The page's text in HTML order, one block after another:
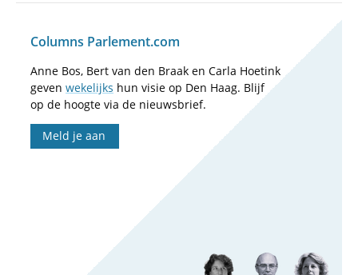
Columns Parlement.com
Anne Bos, Bert van den Braak en Carla Hoetink
geven wekelijks hun visie op Den Haag. Blijf
op de hoogte via de nieuwsbrief.
Meld je aan